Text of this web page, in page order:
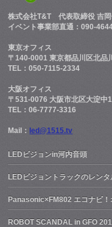
株式会社T&T 代表取締役 吉
イベント事業部直通：090-
東京オフィス
〒140-0001 東京都品川区北品
TEL：050-7115-2334
大阪オフィス
〒531-0076 大阪市北区大淀中
TEL：06-7777-3316
Mail： led@1515.tv
LEDビジョンin河内音頭
LEDビジョントラックのレンタ
Panasonic×FM802 エコナビ
ROBOT SCANDAL in GFO